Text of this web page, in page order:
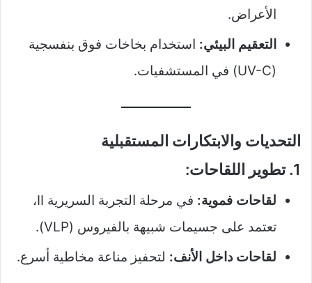
الأعراض.
التعقيم البيئي: استخدام بخاخات فوق بنفسجية
(UV-C) في المستشفيات.
التحديات والابتكارات المستقبلية
1. تطوير اللقاحات:
لقاحات فموية:
في مرحلة التجربة السريرية II،
تعتمد على جسيمات شبيهة بالفيروس (VLP).
لقاحات داخل الأنف: لتحفيز مناعة مخاطية أسرع.